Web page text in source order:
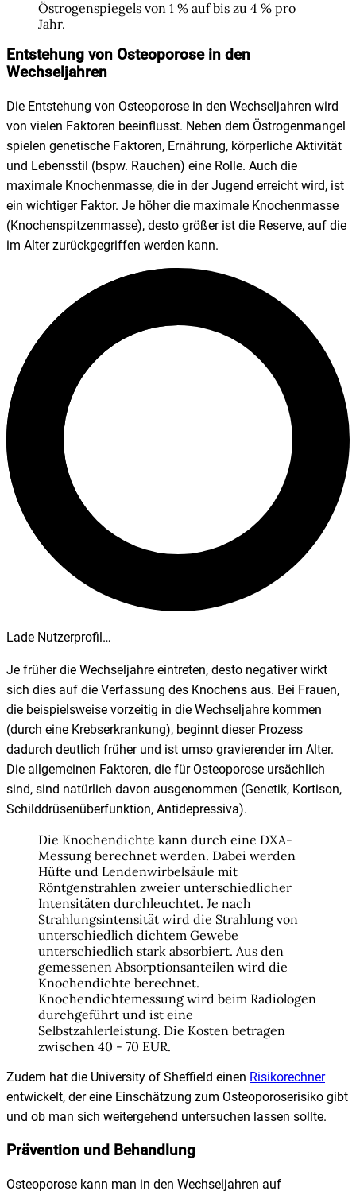
Östrogenspiegels von 1 % auf bis zu 4 % pro
Jahr.
Entstehung von Osteoporose in den
Wechseljahren
Die Entstehung von Osteoporose in den Wechseljahren wird
von vielen Faktoren beeinflusst. Neben dem Östrogenmangel
spielen genetische Faktoren, Ernährung, körperliche Aktivität
und Lebensstil (bspw. Rauchen) eine Rolle. Auch die
maximale Knochenmasse, die in der Jugend erreicht wird, ist
ein wichtiger Faktor. Je höher die maximale Knochenmasse
(Knochenspitzenmasse), desto größer ist die Reserve, auf die
im Alter zurückgegriffen werden kann.
Lade Nutzerprofil…
Je früher die Wechseljahre eintreten, desto negativer wirkt
sich dies auf die Verfassung des Knochens aus. Bei Frauen,
die beispielsweise vorzeitig in die Wechseljahre kommen
(durch eine Krebserkrankung), beginnt dieser Prozess
dadurch deutlich früher und ist umso gravierender im Alter.
Die allgemeinen Faktoren, die für Osteoporose ursächlich
sind, sind natürlich davon ausgenommen (Genetik, Kortison,
Schilddrüsenüberfunktion, Antidepressiva).
Die Knochendichte kann durch eine DXA-
Messung berechnet werden. Dabei werden
Hüfte und Lendenwirbelsäule mit
Röntgenstrahlen zweier unterschiedlicher
Intensitäten durchleuchtet. Je nach
Strahlungsintensität wird die Strahlung von
unterschiedlich dichtem Gewebe
unterschiedlich stark absorbiert. Aus den
gemessenen Absorptionsanteilen wird die
Knochendichte berechnet.
Knochendichtemessung wird beim Radiologen
durchgeführt und ist eine
Selbstzahlerleistung. Die Kosten betragen
zwischen 40 - 70 EUR.
Zudem hat die University of Sheffield einen Risikorechner
entwickelt, der eine Einschätzung zum Osteoporoserisiko gibt
und ob man sich weitergehend untersuchen lassen sollte.
Prävention und Behandlung
Osteoporose kann man in den Wechseljahren auf